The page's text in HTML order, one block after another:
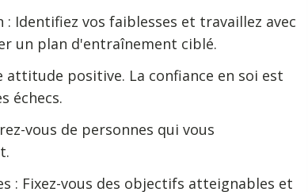
Identifiez vos faiblesses et travaillez avec
un plan d'entraînement ciblé.
attitude positive. La confiance en soi est
échecs.
vous de personnes qui vous
: Fixez-vous des objectifs atteignables et